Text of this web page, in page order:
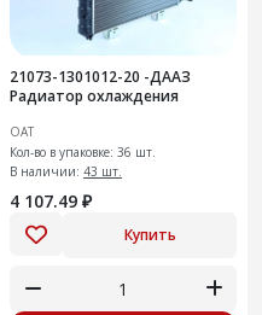
21073-1301012-20 -ДААЗ
Радиатор охлаждения
ОАТ
Кол-во в упаковке: 36 шт.
В наличии: 43 шт.
4 107.49 ₽
Купить